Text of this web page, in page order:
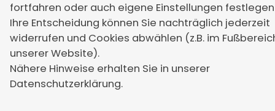
fortfahren oder auch eigene Einstellungen
Ihre Entscheidung können Sie nachträglich jederzeit
widerrufen und Cookies abwählen (z.B. im
unserer Website).
Nähere Hinweise erhalten Sie in unserer
Datenschutzerklärung.
Freitag:
9:00 Uhr - 16:00 Uhr